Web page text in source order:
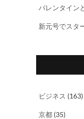
バレンタイン
新元号でスタ
ビジネス (163)
京都 (35)